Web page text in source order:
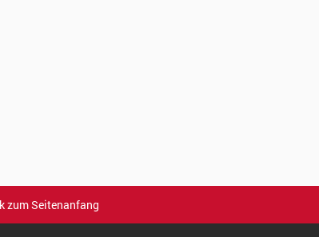
zum Seitenanfang